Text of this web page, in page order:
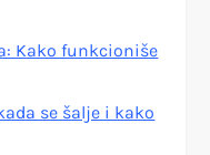
Kako funkcioniše
se šalje i kako